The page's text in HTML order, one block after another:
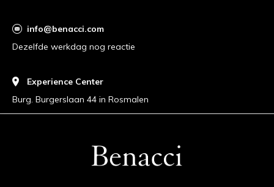
info@benacci.com
Dezelfde werkdag nog reactie
Experience Center
Burg. Burgerslaan 44 in Rosmalen